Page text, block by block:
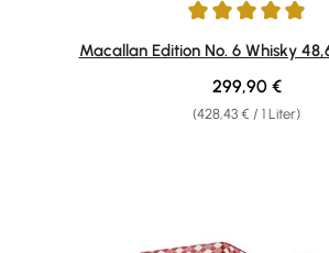
Durchschnittliche Bewertung von 5 von
Macallan Edition No. 6 Whisky
(428,43 € / 1 Liter)
Regulärer Preis:
299,90 €